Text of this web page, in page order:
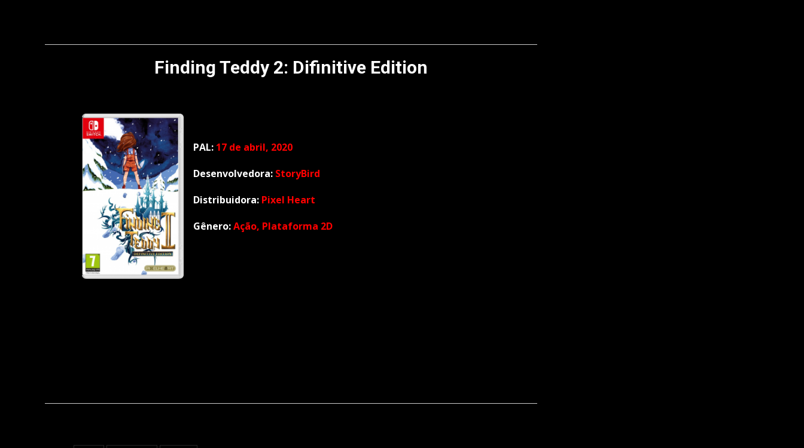
Finding Teddy 2: Difinitive Edition
PAL: 17 de abril, 2020
Desenvolvedora: StoryBird
Distribuidora: Pixel Heart
Gênero:Ação, Plataforma 2D